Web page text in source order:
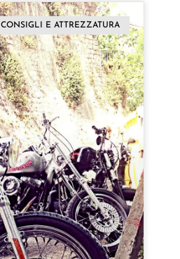
CONSIGLI E ATTREZZATURA